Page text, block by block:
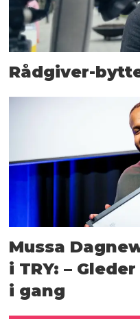
Rådgiver-
Mussa
i TRY: –
i gang